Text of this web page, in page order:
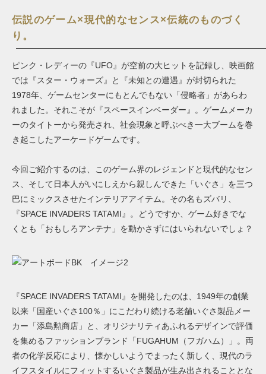
伝説のゲーム×現代的なセンス×伝統のものづく
り。
ピンク・レディーの『UFO』が空前の大ヒットを記録し、映画館
では『スター・ウォーズ』と『未知との遭遇』が封切られた
1978年、ゲームセンターにもとんでもない「侵略者」があらわ
れました。それこそが『スペースインベーダー』。ゲームメーカ
ーのタイトーから発売され、社会現象と呼ぶべき一大ブームを巻
き起こしたアーケードゲームです。
今回ご紹介するのは、このゲーム界のレジェンドと現代的なセン
ス、そして日本人がいにしえから親しんできた「いぐさ」を三つ
巴にミックスさせたインテリアアイテム。その名もズバリ、
『SPACE INVADERS TATAMI』。どうですか、ゲーム好きでな
くとも「おもしろアンテナ」を動かさずにはいられないでしょ？
『SPACE INVADERS TATAMI』を開発したのは、1949年の創業
以来「国産いぐさ100％」にこだわり続ける老舗いぐさ製品メー
カー「添島勲商店」と、オリジナリティあふれるデザインで評価
を集めるファッションブランド「FUGAHUM（フガハム）」。両
者の化学反応により、懐かしいようでまったく新しく、現代のラ
イフスタイルにフィットするいぐさ製品が生み出されることとな